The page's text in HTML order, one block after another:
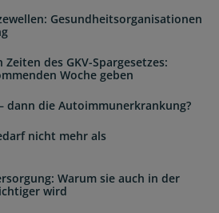
Gesundheitsorganisationen
des GKV-Spargesetzes:
Woche geben
dann die Autoimmunerkrankung?
nicht mehr als
Warum sie auch in der
wird